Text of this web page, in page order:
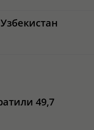
49,7